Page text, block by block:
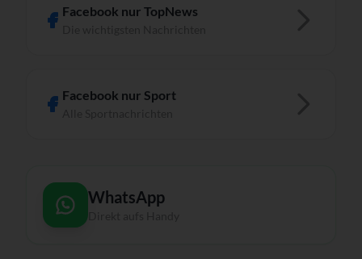
Facebook nur TopNews
Facebook nur Sport
WhatsApp